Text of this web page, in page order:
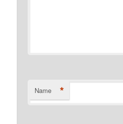
Name *